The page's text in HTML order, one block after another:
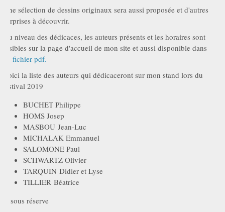
Une sélection de dessins originaux sera aussi proposée et d'autres
surprises à découvrir.
Au niveau des dédicaces, les auteurs présents et les horaires sont
visibles sur la page d'accueil de mon site et aussi disponible dans
fichier pdf.
Voici la liste des auteurs qui dédicaceront sur mon stand lors du
festival 2019
BUCHET Philippe
HOMS Josep
MASBOU Jean-Luc
MICHALAK Emmanuel
SALOMONE Paul
SCHWARTZ Olivier
TARQUIN Didier et Lyse
TILLIER Béatrice
et sous réserve